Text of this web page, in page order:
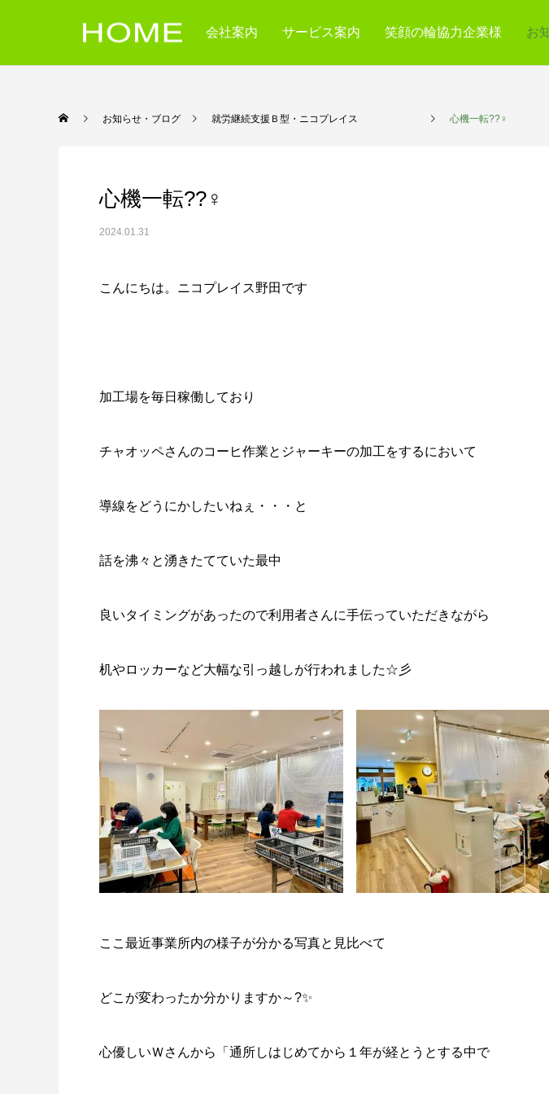
会社案内 サービス案内 笑顔の輪協力企業様 お
お知らせ・ブログ 就労継続支援Ｂ型・ニコプレイス 心機一転??️‍♀️
心機一転??️‍♀️
2024.01.31
こんにちは。ニコプレイス野田です
加工場を毎日稼働しており
チャオッペさんのコーヒ作業とジャーキーの加工をするにおいて
導線をどうにかしたいねぇ・・・と
話を沸々と湧きたてていた最中
良いタイミングがあったので利用者さんに手伝っていただきながら
机やロッカーなど大幅な引っ越しが行われました☆彡
ここ最近事業所内の様子が分かる写真と見比べて
どこが変わったか分かりますか～?✨
心優しいＷさんから「通所しはじめてから１年が経とうとする中で